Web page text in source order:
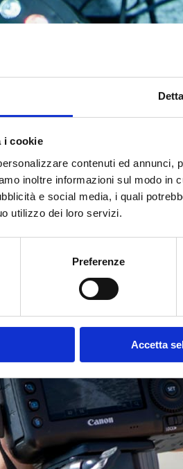
i cookie
contenuti ed annunci,
inoltre informazioni sul modo
e social media, i quali
utilizzo dei loro servizi.
Preferenze
Accetta
incubazione che unisce
italiani e